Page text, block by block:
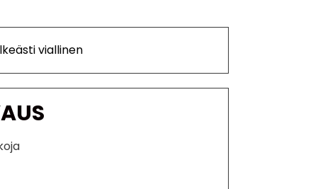
viallinen